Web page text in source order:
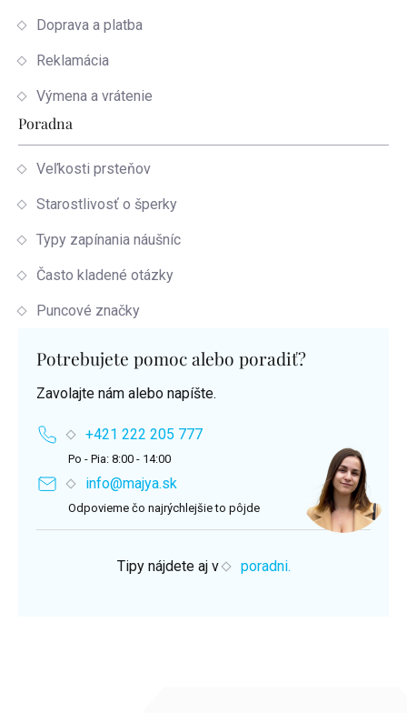
Doprava a platba
Reklamácia
Výmena a vrátenie
Poradna
Veľkosti prsteňov
Starostlivosť o šperky
Typy zapínania náušníc
Často kladené otázky
Puncové značky
Potrebujete pomoc alebo poradiť?
Zavolajte nám alebo napíšte.
+421 222 205 777
Po - Pia: 8:00 - 14:00
info@majya.sk
Odpovieme čo najrýchlejšie to pôjde
Tipy nájdete aj v poradni.